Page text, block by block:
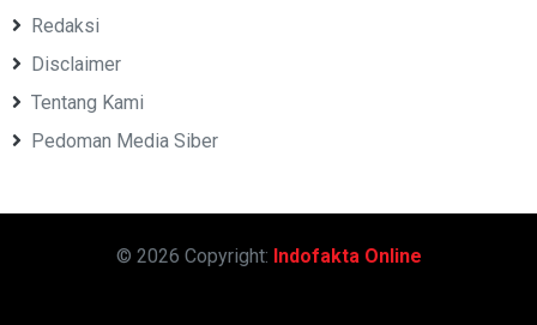
Redaksi
Disclaimer
Tentang Kami
Pedoman Media Siber
© 2026 Copyright: Indofakta Online